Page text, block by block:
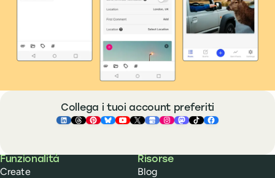
Collega i tuoi account preferiti
Buffer ×LinkedIn
Buffer ×Threads
Buffer ×Pinterest
Buffer ×Bluesky
Buffer ×YouTube
Buffer ×X
Buffer ×Google Business
Buffer ×Instagram
Buffer ×
Buffer ×
Buffer ×
Buffer
Funzionalità
Create
Risorse
Blog